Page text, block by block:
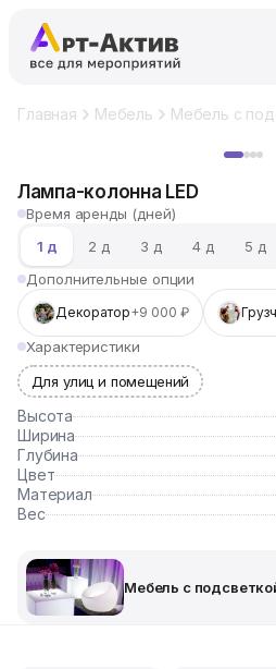
Главная Мебель Мебель с
Лампа-колонна LED
Время аренды (дней)
1 д
2 д 3 д 4 д 5 д
Дополнительные опции
Декоратор+9 000 ₽
Характеристики
Для улиц и помещений
Высота
Ширина
Глубина
Цвет
Материал
Вес
Мебель с